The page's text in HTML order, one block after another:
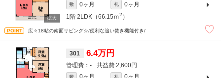
敷 0ヶ月 礼
0ヶ月
1階 2LDK（66.15ｍ2 ）
広々18帖の南面リビング☆/便利な追い焚き機能付き/
301 6.4万円
- 2,600円
敷 礼